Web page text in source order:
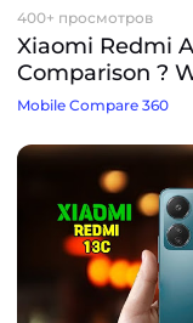
400+ просмотров
Xiaomi Redmi
Comparison ?
Mobile Compare 360